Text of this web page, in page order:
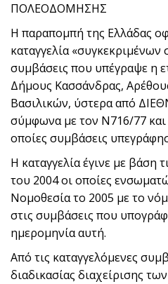
ΠΟΛΕΟΔΟΜΗΣΗΣ
Η παραπομπή της Ελλάδας
καταγγελία «συγκεκριμένων
συμβάσεις που υπέγραψε η
Δήμους Κασσάνδρας,
Βασιλικών, ύστερα από
σύμφωνα με τον Ν716/77 και
οποίες συμβάσεις
Η καταγγελία έγινε με βάση
του 2004 οι οποίες
Νομοθεσία το 2005 με το
στις συμβάσεις που
ημερομηνία αυτή.
Από τις καταγγελόμενες
διαδικασίας διαχείρισης